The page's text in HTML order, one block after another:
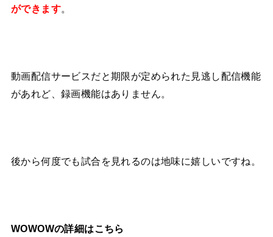
ができます。
動画配信サービスだと期限が定められた見逃し配信機能
があれど、録画機能はありません。
後から何度でも試合を見れるのは地味に嬉しいですね。
WOWOWの詳細はこちら